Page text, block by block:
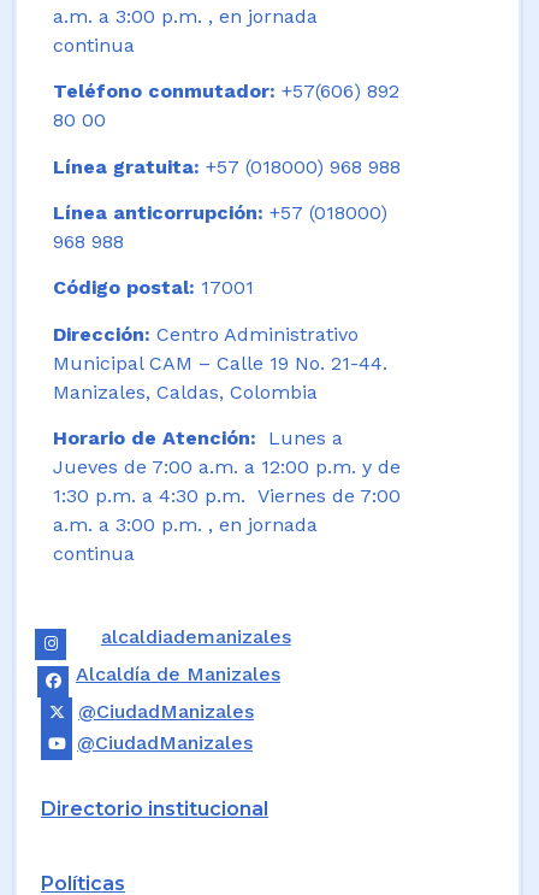
a.m. a 3:00 p.m. , en jornada
continua
Teléfono conmutador: +57(606) 892
80 00
Línea gratuita: +57 (018000) 968 988
Línea anticorrupción: +57 (018000)
968 988
Código postal: 17001
Dirección: Centro Administrativo
Municipal CAM – Calle 19 No. 21-44.
Manizales, Caldas, Colombia
Horario de Atención: Lunes a
Jueves de 7:00 a.m. a 12:00 p.m. y de
1:30 p.m. a 4:30 p.m. Viernes de 7:00
a.m. a 3:00 p.m. , en jornada
continua
alcaldiademanizales
Alcaldía de Manizales
@CiudadManizales
@CiudadManizales
Directorio institucional
Políticas